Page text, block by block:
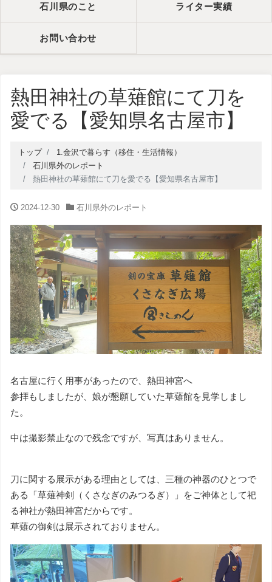
石川県のこと ライター実績
お問い合わせ
熱田神社の草薙館にて刀を
愛でる【愛知県名古屋市】
トップ
1.金沢で暮らす（移住・生活情報）
石川県外のレポート
熱田神社の草薙館にて刀を愛でる【愛知県名古屋市】
2024-12-30 石川県外のレポート
名古屋に行く用事があったので、熱田神宮へ
参拝もしましたが、娘が懇願していた草薙館を見学しまし
た。
中は撮影禁止なので残念ですが、写真はありません。
刀に関する展示がある理由としては、三種の神器のひとつで
ある「草薙神剣（くさなぎのみつるぎ）」をご神体として祀
る神社が熱田神宮だからです。
草薙の御剣は展示されておりません。